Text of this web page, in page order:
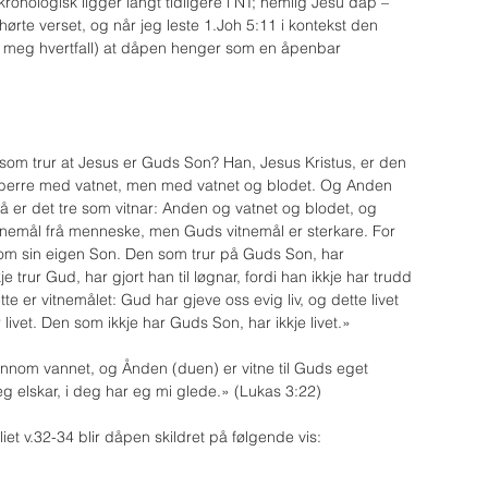
verset, og når jeg leste 1.Joh 5:11 i kontekst den
hvertfall) at dåpen henger som en åpenbar
trur at Jesus er Guds Son? Han, Jesus Kristus, er den
med vatnet, men med vatnet og blodet. Og Anden
er det tre som vitnar: Anden og vatnet og blodet, og
frå menneske, men Guds vitnemål er sterkare. For
sin eigen Son. Den som trur på Guds Son, har
trur Gud, har gjort han til løgnar, fordi han ikkje har trudd
er vitnemålet: Gud har gjeve oss evig liv, og dette livet
Den som ikkje har Guds Son, har ikkje livet.»
vannet, og Ånden (duen) er vitne til Guds eget
elskar, i deg har eg mi glede.» (Lukas 3:22)
v.32-34 blir dåpen skildret på følgende vis: